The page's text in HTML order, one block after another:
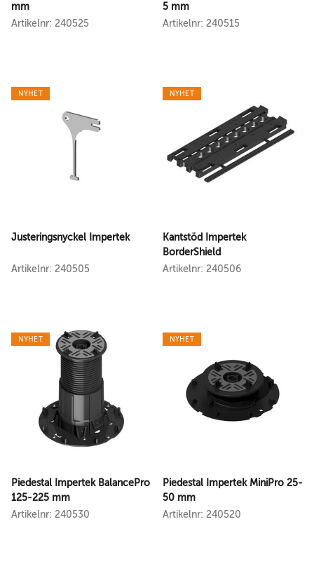
mm
Artikelnr: 240525
5 mm
Artikelnr: 240515
NYHET
Justeringsnyckel Impertek
Artikelnr: 240505
NYHET
Kantstöd Impertek
BorderShield
Artikelnr: 240506
NYHET
Piedestal Impertek BalancePro
125-225 mm
Artikelnr: 240530
NYHET
Piedestal Impertek MiniPro 25-
50 mm
Artikelnr: 240520